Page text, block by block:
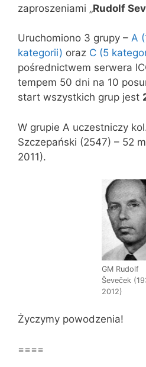
zaproszeniami „Rudolf
Uruchomiono 3 grupy – A
kategorii) oraz C (5
pośrednictwem serwera
tempem 50 dni na 10
start wszystkich grup jest
W grupie A uczestniczy
Szczepański (2547) – 52
2011).
GM Rudolf
Ševeček
2012)
Życzymy powodzenia!
====